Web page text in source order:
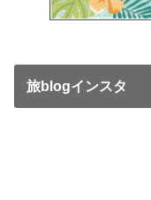
旅blogインスタ